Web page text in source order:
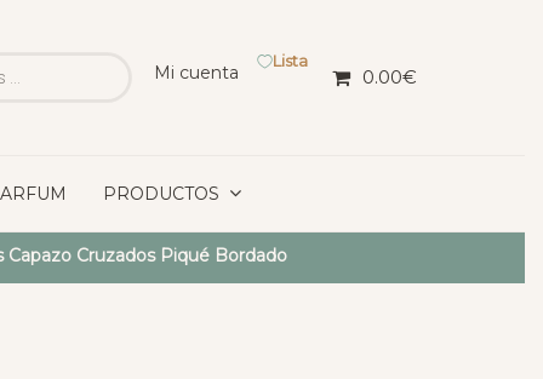
Mi cuenta
Lista
0.00€
PRODUCTOS
Capazo Cruzados Piqué Bordado